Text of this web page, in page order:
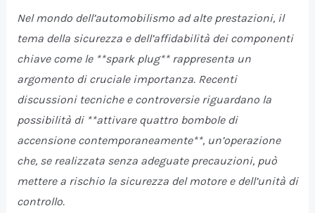
Nel mondo dell’automobilismo ad alte prestazioni, il
tema della sicurezza e dell’affidabilità dei componenti
chiave come le **spark plug** rappresenta un
argomento di cruciale importanza. Recenti
discussioni tecniche e controversie riguardano la
possibilità di **attivare quattro bombole di
accensione contemporaneamente**, un’operazione
che, se realizzata senza adeguate precauzioni, può
mettere a rischio la sicurezza del motore e dell’unità di
controllo.